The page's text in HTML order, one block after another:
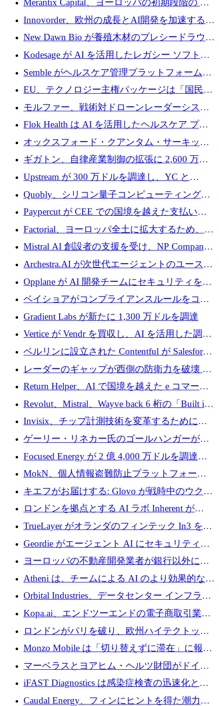
Merantix Capital、ヨーロッパの初期段階の AI
スタートアップ向けに 1 億 300 万ユーロのフ
ァンドを立ち上げる
Innovorder、欧州の成長とAI開発を加速するた
めに2,000万ユーロを確保
New Dawn Bio が養殖木材のプレシードラウン
ドで 210 万ユーロを調達
Kodesage が AI を活用したレガシー ソフトウ
ェアの最新化のために 660 万ドルを調達
Semble がヘルスケア管理プラットフォームを
拡大するためにシリーズ C で 3,000 万ポンド
を調達
EU、テクノロジー主権パッケージは「国民の
保護」に関するものだと発言
モルファー、戦術対ドローンレーダーシステ
ムを最前線に近づけるために150万ユーロを調
Flok Health は AI を活用したヘルスケア プラ
ットフォームの成長に 1,250 万ドルを投資
オックスフォード・クアンタム・サーキット
が「成人向け」2億6,000万ポンドの資金調達
ギガトン、自律産業制御の拡張に 2,600 万ド
ルを調達
Upstream が 300 万ドルを調達し、YC と
Xavier Niel が支援する共同 AI 受信箱を立ち上
げる
Quobly、シリコン量子コンピューティングの
商用化のためにシリーズ A で 1 億 1,500 万ユ
ーロを調達
Paypercut が CEE での国境を越えた支払いを
拡大するために 500 万ユーロを確保
Factorial、ヨーロッパ全土に拡大するため、25
億ドルの評価額で1億5,000万ドルのシリーズD
Mistral AI 創設者の支援を受け、NP Company
がエンジニアリング向け AI を推進するために
600 万ユーロのプレシードを確保
Archestra.AI が次世代エージェントのユースケ
ースを実現するために 1,000 万ドルを調達
Opplane が AI 開発チームにセキュリティをも
たらすために 450 万ユーロを調達
ベイショアがコンプライアンスルールをコー
ド化するために800万ドルを調達
Gradient Labs が新たに 1,300 万ドルを調達
Vertice が Vendr を買収し、AI を活用した調達
インテリジェンス プラットフォームを構築
ベルリンに設立された Contentful が Salesforce
に買収される
レーダーのギャップが西側の防衛力を破壊 —
そしてベルリンのチップスタートアップがそ
れを埋める
Return Helper、AI で国境を越えた e コマース
の返品を利益に変えるシリーズ A で 400 万ド
ルを調達
Revolut、Mistral、Wayve back 6 桁の「Built in
Europe」キャンペーン
Invisix、チップ計測技術を変革するために
2,000 万ユーロのシードラウンドを完了
ゲーリー・リネカー氏のゴールハンガーがVC
事業を開始
Focused Energy が 2 億 4,000 万ドルを調達、
TrueLayer が In3 を買収、ロンドンが首位の座
を奪還
MokN、個人情報盗難防止プラットフォーム
の成長のためにシリーズ A で 1,500 万ドルを
調達
キエフがお届けする: Glovo が戦時中のウクラ
イナで最も急速に成長する市場の 1 つをどの
ように拡大したか
ロンドンを拠点とする AI ラボ Inherent が
5,000 万ドルの資金調達でステルスから浮上
TrueLayer がオランダのフィンテック In3 を買
収、チェックアウト時にクレジットを提供
Geordie がエージェント AI にセキュリティと
ガバナンスをもたらすために 3,000 万ドルを
ヨーロッパの不動産開発業者が銀行以外にも
目を向けているため、InRentoの資金調達額は
1億ユーロを突破
Atheni は、チームによる AI のより効果的な使
用を支援するために 35 万ポンドを確保
Orbital Industries、データセンター インフラス
トラクチャ システムの拡張に 5,000 万ドルを
確保
Kopa.ai、エンドツーエンドの電子商取引業務
用の AI エージェントを構築するために 200
万ユーロを調達
ロンドンがパリを破り、欧州ハイテクトップ
の座を奪還
Monzo Mobile は「切り替えずに滞在」に報酬
を与える
マーベラスとヨアヒム・ヘルツ財団がドイツ
の商業化ギャップを埋めるために2,000万ユー
ロのディープテック基金を立ち上げる
iFAST Diagnostics は感染症検査の迅速化と抗
菌薬耐性への取り組みに 500 万ポンドを寄付
Caudal Energy、フィンにヒントを得た潮力発